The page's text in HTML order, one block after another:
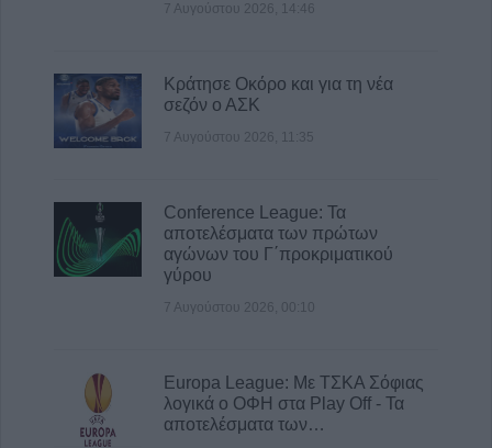
7 Αυγούστου 2026, 14:46
Κράτησε Οκόρο και για τη νέα
σεζόν ο ΑΣΚ
7 Αυγούστου 2026, 11:35
Conference League: Τα
αποτελέσματα των πρώτων
αγώνων του Γ΄προκριματικού
γύρου
7 Αυγούστου 2026, 00:10
Europa League: Με ΤΣΚΑ Σόφιας
λογικά ο ΟΦΗ στα Play Off - Τα
αποτελέσματα των…